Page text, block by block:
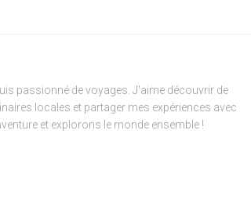
passionné de voyages. J'aime découvrir de
locales et partager mes expériences avec
et explorons le monde ensemble !